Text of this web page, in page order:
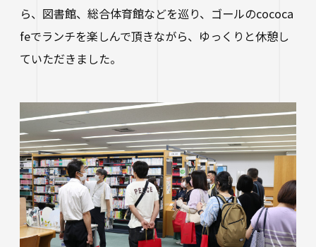
オープンカレッジ
たいし塾
その他の公開講座
ら、図書館、総合体育館などを巡り、ゴールのcococa
feでランチを楽しんで頂きながら、ゆっくりと休憩し
ていただきました。